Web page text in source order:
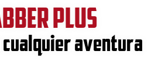
PLUS
cualquier aventura